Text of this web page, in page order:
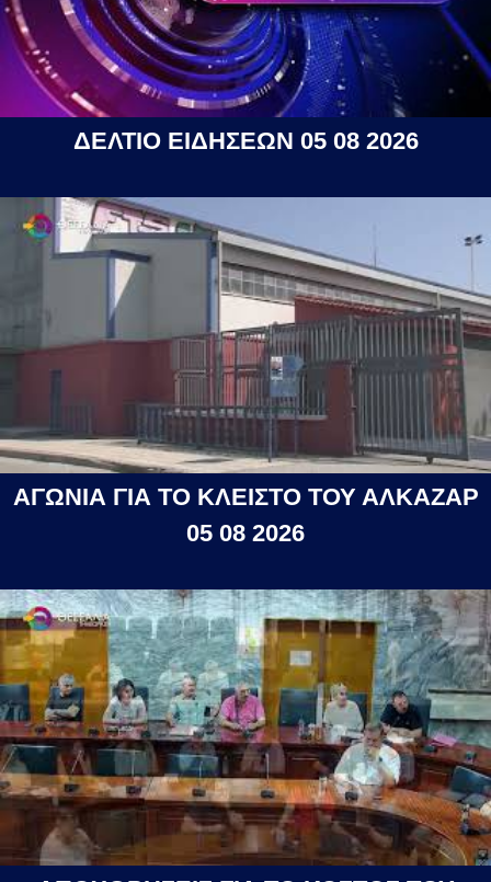
ΔΕΛΤΙΟ ΕΙΔΗΣΕΩΝ 05 08 2026
ΑΓΩΝΙΑ ΓΙΑ ΤΟ ΚΛΕΙΣΤΟ ΤΟΥ ΑΛΚΑΖΑΡ
05 08 2026